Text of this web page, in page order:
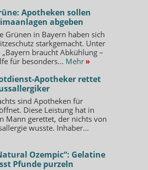
Apotheken sollen
abgeben
Grünen in Bayern haben sich
starkgemacht. Unter
braucht Abkühlung –
für besonders... Mehr »
Apotheker rettet
sind Apotheken für
Diese Leistung hat in
Mann gerettet, der nichts von
wusste. Inhaber...
Ozempic“: Gelatine
Pfunde purzeln